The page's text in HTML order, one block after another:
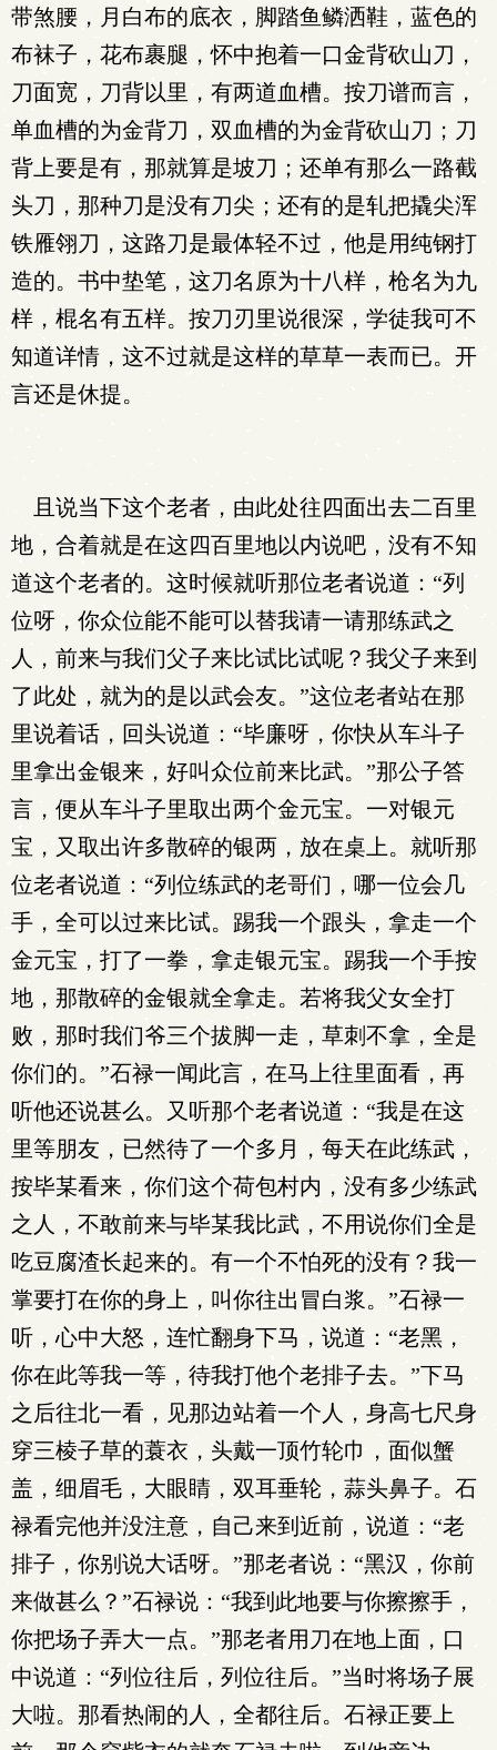
带煞腰，月白布的底衣，脚踏鱼鳞洒鞋，蓝色的
布袜子，花布裹腿，怀中抱着一口金背砍山刀，
刀面宽，刀背以里，有两道血槽。按刀谱而言，
单血槽的为金背刀，双血槽的为金背砍山刀；刀
背上要是有，那就算是坡刀；还单有那么一路截
头刀，那种刀是没有刀尖；还有的是轧把撬尖浑
铁雁翎刀，这路刀是最体轻不过，他是用纯钢打
造的。书中垫笔，这刀名原为十八样，枪名为九
样，棍名有五样。按刀刃里说很深，学徒我可不
知道详情，这不过就是这样的草草一表而已。开
言还是休提。
且说当下这个老者，由此处往四面出去二百里
地，合着就是在这四百里地以内说吧，没有不知
道这个老者的。这时候就听那位老者说道：“列
位呀，你众位能不能可以替我请一请那练武之
人，前来与我们父子来比试比试呢？我父子来到
了此处，就为的是以武会友。”这位老者站在那
里说着话，回头说道：“毕廉呀，你快从车斗子
里拿出金银来，好叫众位前来比武。”那公子答
言，便从车斗子里取出两个金元宝。一对银元
宝，又取出许多散碎的银两，放在桌上。就听那
位老者说道：“列位练武的老哥们，哪一位会几
手，全可以过来比试。踢我一个跟头，拿走一个
金元宝，打了一拳，拿走银元宝。踢我一个手按
地，那散碎的金银就全拿走。若将我父女全打
败，那时我们爷三个拔脚一走，草刺不拿，全是
你们的。”石禄一闻此言，在马上往里面看，再
听他还说甚么。又听那个老者说道：“我是在这
里等朋友，已然待了一个多月，每天在此练武，
按毕某看来，你们这个荷包村内，没有多少练武
之人，不敢前来与毕某我比武，不用说你们全是
吃豆腐渣长起来的。有一个不怕死的没有？我一
掌要打在你的身上，叫你往出冒白浆。”石禄一
听，心中大怒，连忙翻身下马，说道：“老黑，
你在此等我一等，待我打他个老排子去。”下马
之后往北一看，见那边站着一个人，身高七尺身
穿三棱子草的蓑衣，头戴一顶竹轮巾，面似蟹
盖，细眉毛，大眼睛，双耳垂轮，蒜头鼻子。石
禄看完他并没注意，自己来到近前，说道：“老
排子，你别说大话呀。”那老者说：“黑汉，你前
来做甚么？”石禄说：“我到此地要与你擦擦手，
你把场子弄大一点。”那老者用刀在地上面，口
中说道：“列位往后，列位往后。”当时将场子展
大啦。那看热闹的人，全都往后。石禄正要上